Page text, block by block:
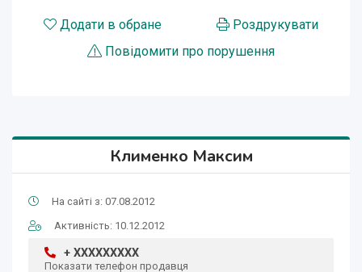
Додати в обране
Роздрукувати
Повідомити про порушення
Клименко Максим
На сайті з: 07.08.2012
Активність: 10.12.2012
+ XXXXXXXXX
Показати телефон продавця